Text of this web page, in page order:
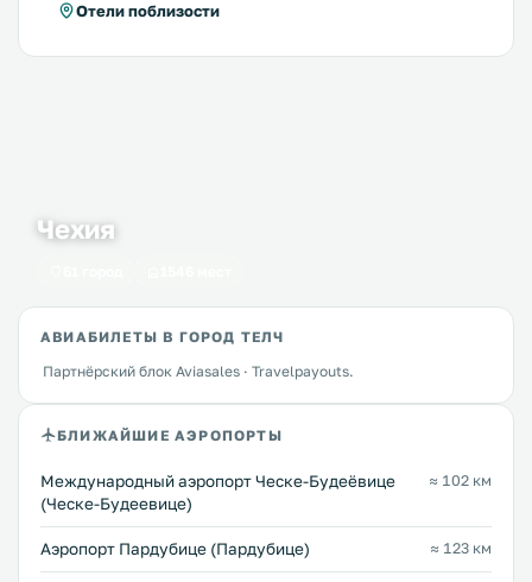
Отели поблизости
Чехия
АВИАБИЛЕТЫ В ГОРОД ТЕЛЧ
Партнёрский блок Aviasales · Travelpayouts.
БЛИЖАЙШИЕ АЭРОПОРТЫ
Международный аэропорт Ческе-Будеёвице
(Ческе-Будеевице)
≈ 102 км
Аэропорт Пардубице (Пардубице) ≈ 123 км